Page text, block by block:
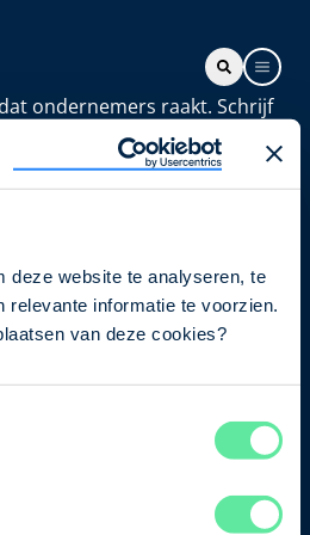
deze website te analyseren, te
relevante informatie te voorzien.
van deze cookies?
ondernemers raakt. Schrijf
nieuwsbrief.